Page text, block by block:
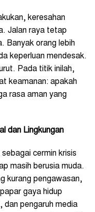
keresahan
Jalan raya tetap
Banyak orang lebih
keperluan mendesak.
Pada titik inilah,
keamanan: apakah
rasa aman yang
dan Lingkungan
cermin krisis
masih berusia muda.
kurang pengawasan,
gaya hidup
dan pengaruh media